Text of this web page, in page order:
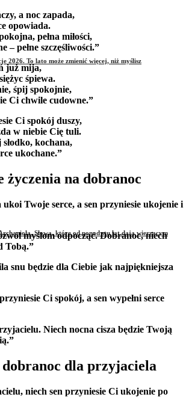
2026. To lato może zmienić więcej, niż myślisz
Słowa, które od ponad stu lat dają wierzącym
a noc zapada,
opowiada.
pełna miłości,
– pełne szczęśliwości.”
już mija,
śpiewa.
śpij spokojnie,
Ci chwile cudowne.”
Ci spokój duszy,
w niebie Cię tuli.
kochana,
ukochane.”
życzenia na dobranoc
ukoi Twoje serce, a sen przyniesie ukojenie i
myślom odpocząć. Dobranoc, niech
Tobą.”
snu będzie dla Ciebie jak najpiękniejsza
Ci spokój, a sen wypełni serce
Niech nocna cisza będzie Twoją
dla przyjaciela
niech sen przyniesie Ci ukojenie po